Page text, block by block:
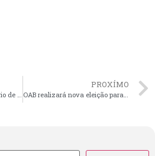
Juiz da Infância e Secretário de Segurança discutem ações sobre prevenção a ameaças de violência nas escolas
PROXÍMO
OAB realizará nova eleição para o Quinto Constitucional